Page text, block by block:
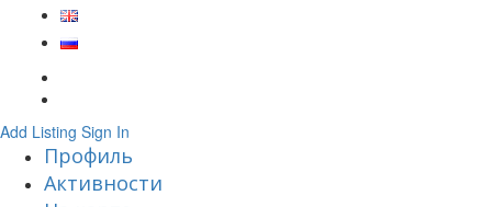
Add Listing Sign In
Профиль
Активности